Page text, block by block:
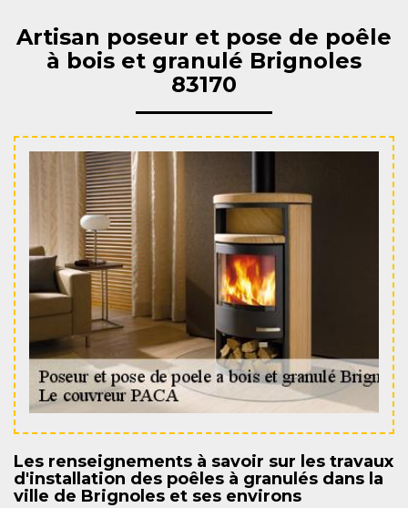
Artisan poseur et pose de poêle
à bois et granulé Brignoles
83170
Les renseignements à savoir sur les travaux
d'installation des poêles à granulés dans la
ville de Brignoles et ses environs